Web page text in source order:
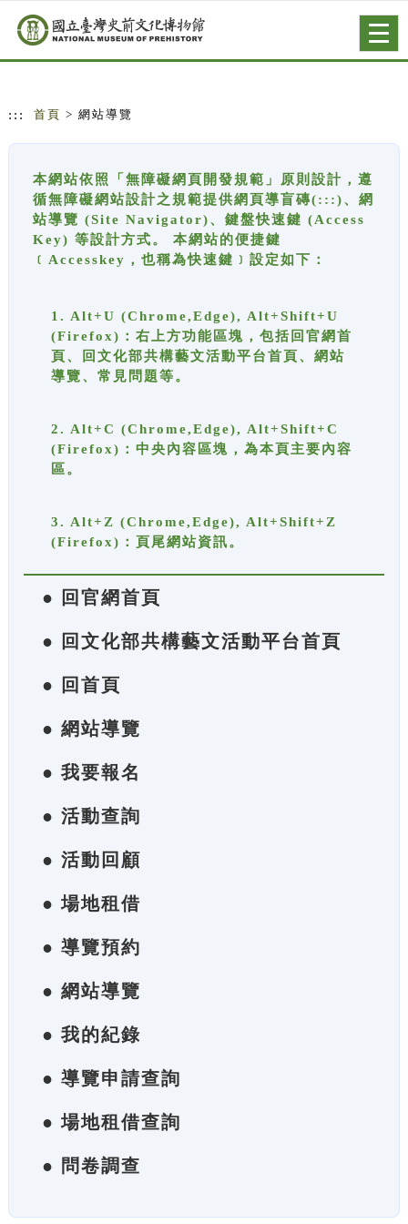
跳到主要內容
網站導覽
::: 首頁 > 網站導覽
本網站依照「無障礙網頁開發規範」原則設計，遵
循無障礙網站設計之規範提供網頁導盲磚(:::)、網
站導覽 (Site Navigator)、鍵盤快速鍵 (Access
Key) 等設計方式。 本網站的便捷鍵
﹝Accesskey，也稱為快速鍵﹞設定如下：
1. Alt+U (Chrome,Edge), Alt+Shift+U
(Firefox)：右上方功能區塊，包括回官網首
頁、回文化部共構藝文活動平台首頁、網站
導覽、常見問題等。
2. Alt+C (Chrome,Edge), Alt+Shift+C
(Firefox)：中央內容區塊，為本頁主要內容
區。
3. Alt+Z (Chrome,Edge), Alt+Shift+Z
(Firefox)：頁尾網站資訊。
● 回官網首頁
● 回文化部共構藝文活動平台首頁
● 回首頁
● 網站導覽
● 我要報名
● 活動查詢
● 活動回顧
● 場地租借
● 導覽預約
● 網站導覽
● 我的紀錄
● 導覽申請查詢
● 場地租借查詢
● 問卷調查